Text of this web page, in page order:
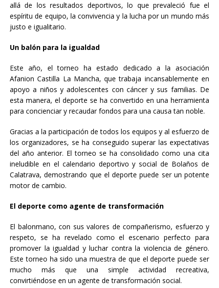
allá de los resultados deportivos, lo que prevaleció fue el
espíritu de equipo, la convivencia y la lucha por un mundo más
justo e igualitario.
Un balón para la igualdad
Este año, el torneo ha estado dedicado a la asociación
Afanion Castilla La Mancha, que trabaja incansablemente en
apoyo a niños y adolescentes con cáncer y sus familias. De
esta manera, el deporte se ha convertido en una herramienta
para concienciar y recaudar fondos para una causa tan noble.
Gracias a la participación de todos los equipos y al esfuerzo de
los organizadores, se ha conseguido superar las expectativas
del año anterior. El torneo se ha consolidado como una cita
ineludible en el calendario deportivo y social de Bolaños de
Calatrava, demostrando que el deporte puede ser un potente
motor de cambio.
El deporte como agente de transformación
El balonmano, con sus valores de compañerismo, esfuerzo y
respeto, se ha revelado como el escenario perfecto para
promover la igualdad y luchar contra la violencia de género.
Este torneo ha sido una muestra de que el deporte puede ser
mucho más que una simple actividad recreativa,
convirtiéndose en un agente de transformación social.